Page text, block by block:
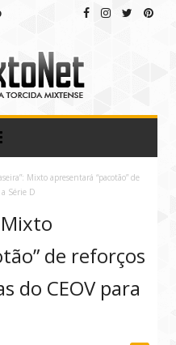
Mixto apresentará “pacotão” de
Série D
Mixto
de reforços
do CEOV para